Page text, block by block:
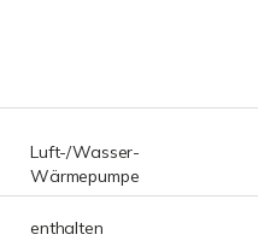
Luft-/Wasser-
Wärmepumpe
enthalten